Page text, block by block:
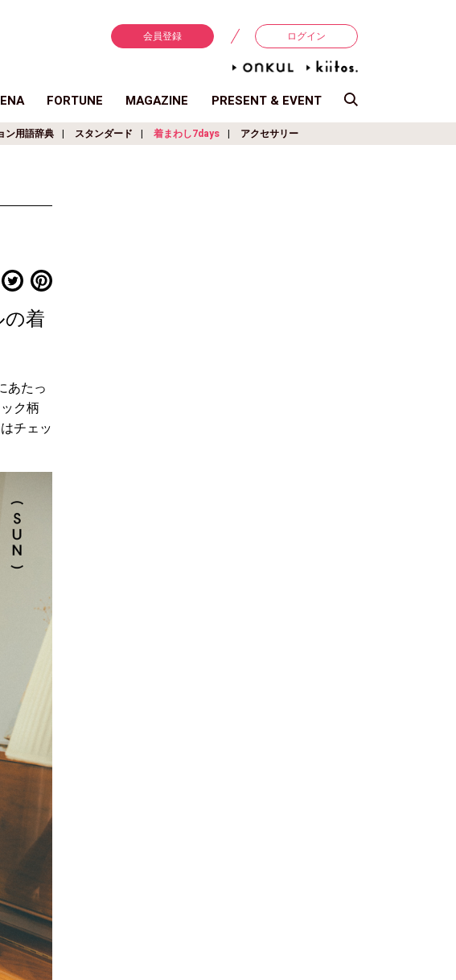
会員登録 ログイン
FORTUNE MAGAZINE PRESENT & EVENT
ン用語辞典 スタンダード 着まわし7days アクセサリー
着
あたっ
ク柄
チェッ